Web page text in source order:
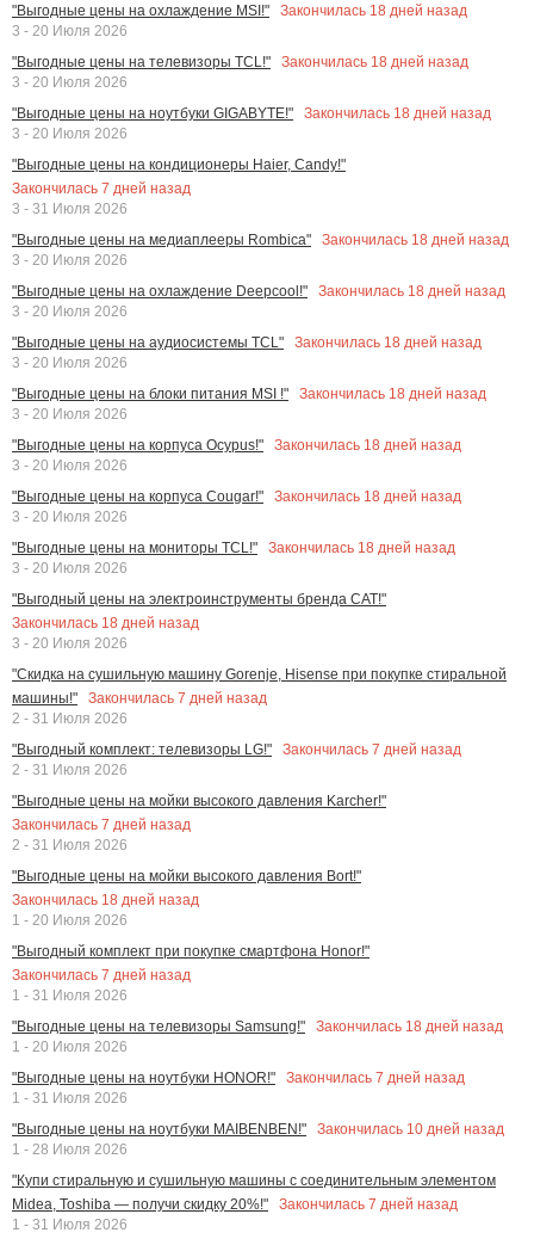
"Выгодные цены на охлаждение MSI!"
Закончилась 18 дней назад
3 - 20 Июля 2026
"Выгодные цены на телевизоры TCL!"
Закончилась 18 дней назад
3 - 20 Июля 2026
"Выгодные цены на ноутбуки GIGABYTE!"
Закончилась 18 дней назад
3 - 20 Июля 2026
"Выгодные цены на кондиционеры Haier, Candy!"
Закончилась 7 дней назад
3 - 31 Июля 2026
"Выгодные цены на медиаплееры Rombica"
Закончилась 18 дней назад
3 - 20 Июля 2026
"Выгодные цены на охлаждение Deepcool!"
Закончилась 18 дней назад
3 - 20 Июля 2026
"Выгодные цены на аудиосистемы TCL"
Закончилась 18 дней назад
3 - 20 Июля 2026
"Выгодные цены на блоки питания MSI !"
Закончилась 18 дней назад
3 - 20 Июля 2026
"Выгодные цены на корпуса Ocypus!"
Закончилась 18 дней назад
3 - 20 Июля 2026
"Выгодные цены на корпуса Cougar!"
Закончилась 18 дней назад
3 - 20 Июля 2026
"Выгодные цены на мониторы TCL!"
Закончилась 18 дней назад
3 - 20 Июля 2026
"Выгодный цены на электроинструменты бренда CAT!"
Закончилась 18 дней назад
3 - 20 Июля 2026
"Скидка на сушильную машину Gorenje, Hisense при покупке стиральной
машины!"
Закончилась 7 дней назад
2 - 31 Июля 2026
"Выгодный комплект: телевизоры LG!"
Закончилась 7 дней назад
2 - 31 Июля 2026
"Выгодные цены на мойки высокого давления Karcher!"
Закончилась 7 дней назад
2 - 31 Июля 2026
"Выгодные цены на мойки высокого давления Bort!"
Закончилась 18 дней назад
1 - 20 Июля 2026
"Выгодный комплект при покупке смартфона Honor!"
Закончилась 7 дней назад
1 - 31 Июля 2026
"Выгодные цены на телевизоры Samsung!"
Закончилась 18 дней назад
1 - 20 Июля 2026
"Выгодные цены на ноутбуки HONOR!"
Закончилась 7 дней назад
1 - 31 Июля 2026
"Выгодные цены на ноутбуки MAIBENBEN!"
Закончилась 10 дней назад
1 - 28 Июля 2026
"Купи стиральную и сушильную машины с соединительным элементом
Midea, Toshiba — получи скидку 20%!"
Закончилась 7 дней назад
1 - 31 Июля 2026